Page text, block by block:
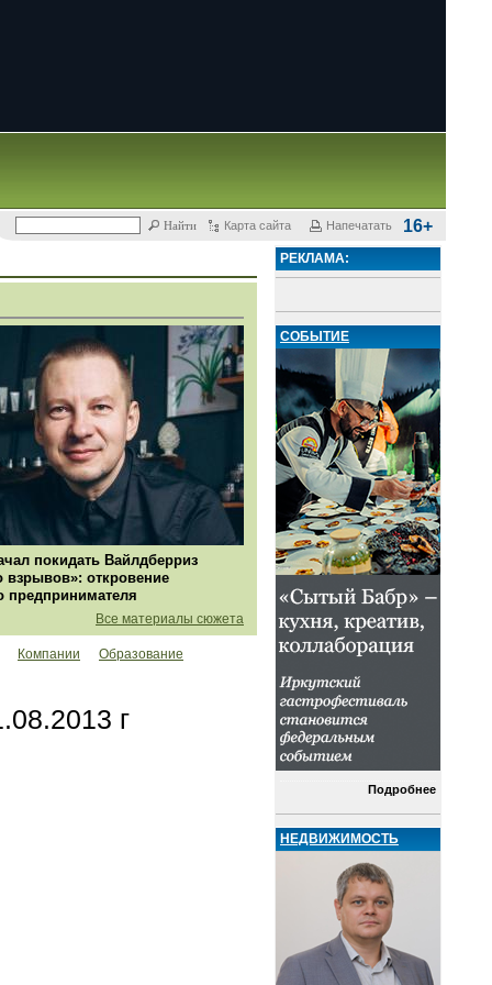
Карта сайта Напечатать 16+
покидать Вайлдберриз
взрывов»: откровение
предпринимателя
Все материалы сюжета
Компании Образование
г
РЕКЛАМА:
СОБЫТИЕ
Подробнее
НЕДВИЖИМОСТЬ